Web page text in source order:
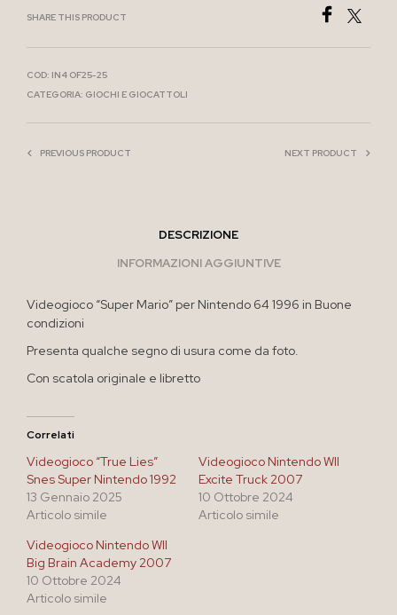
SHARE THIS PRODUCT
COD: IN4 OF25-25
CATEGORIA: GIOCHI E GIOCATTOLI
PREVIOUS PRODUCT NEXT PRODUCT
DESCRIZIONE
INFORMAZIONI AGGIUNTIVE
Videogioco “Super Mario” per Nintendo 64 1996 in Buone
condizioni
Presenta qualche segno di usura come da foto.
Con scatola originale e libretto
Correlati
Videogioco “True Lies”
Snes Super Nintendo 1992
13 Gennaio 2025
Articolo simile
Videogioco Nintendo WII
Excite Truck 2007
10 Ottobre 2024
Articolo simile
Videogioco Nintendo WII
Big Brain Academy 2007
10 Ottobre 2024
Articolo simile